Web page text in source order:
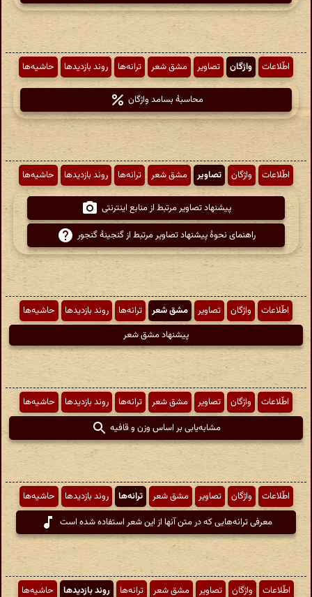
اطّلاعات واژگان تصاویر مشق شعر ترانه‌ها روند بازدیدها حاشیه‌ها
محاسبهٔ بسامد واژگان
اطّلاعات واژگان تصاویر مشق شعر ترانه‌ها روند بازدیدها حاشیه‌ها
پیشنهاد تصاویر مرتبط از منابع اینترنتی
راهنمای نحوهٔ پیشنهاد تصاویر مرتبط از گنجینهٔ گنجور
اطّلاعات واژگان تصاویر مشق شعر ترانه‌ها روند بازدیدها
حاشیه‌ها
پیشنهاد مشق شعر
اطّلاعات واژگان تصاویر مشق شعر ترانه‌ها روند بازدیدها
حاشیه‌ها
مشابه‌یابی بر اساس وزن و قافیه
اطّلاعات واژگان تصاویر مشق شعر ترانه‌ها روند بازدیدها
حاشیه‌ها
معرفی ترانه‌هایی که در متن آنها از این شعر استفاده شده است
اطّلاعات واژگان تصاویر مشق شعر ترانه‌ها روند بازدیدها حاشیه‌ها